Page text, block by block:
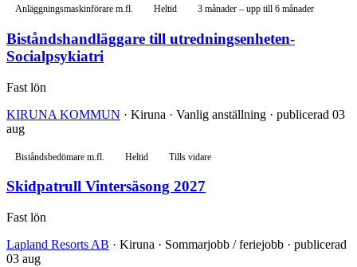
Anläggningsmaskinförare m.fl. Heltid 3 månader – upp till 6 månader
Biståndshandläggare till utredningsenheten-
Socialpsykiatri
Fast lön
KIRUNA KOMMUN · Kiruna · Vanlig anställning · publicerad 03
aug
Biståndsbedömare m.fl. Heltid Tills vidare
Skidpatrull Vintersäsong 2027
Fast lön
Lapland Resorts AB · Kiruna · Sommarjobb / feriejobb · publicerad
03 aug